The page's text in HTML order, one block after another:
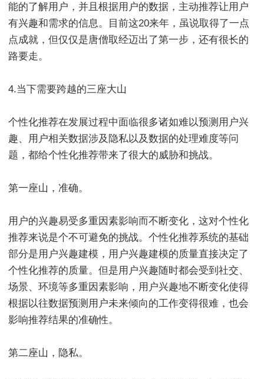
能的了解用户，并且根据用户的数据，主动推荐让用户
有兴趣和需求的信息。目前这20来年，虽说取得了一点
点成就，但仅仅是唐僧取经迈出了第一步，还有很长的
路要走。
4.当下需要跨越的三座大山
个性化推荐在发展过程中面临很多诸如难以预测用户兴
趣、用户相关数据涉及隐私以及数据的处理难度等问
题，都给个性化推荐带来了很大的威胁和挑战。
第一座山，准确。
用户的兴趣易受多重因素影响而不断变化，这对个性化
推荐来说是个不可避免的挑战。个性化推荐系统的基础
部分是用户兴趣建模，用户兴趣建模的质量直接决定了
个性化推荐的质量。但是用户兴趣随时都会受到社交、
场景、环境等多重因素影响，用户兴趣地不断变化使得
根据以往数据预测用户未来倾向的工作变得很难，也会
影响推荐结果的准确性。
第二座山，隐私。